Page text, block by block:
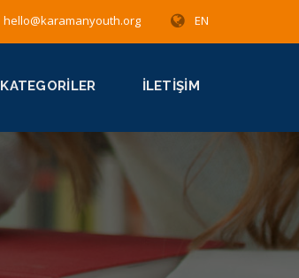
KATEGORILER İLETIŞIM
hello@karamanyouth.org EN